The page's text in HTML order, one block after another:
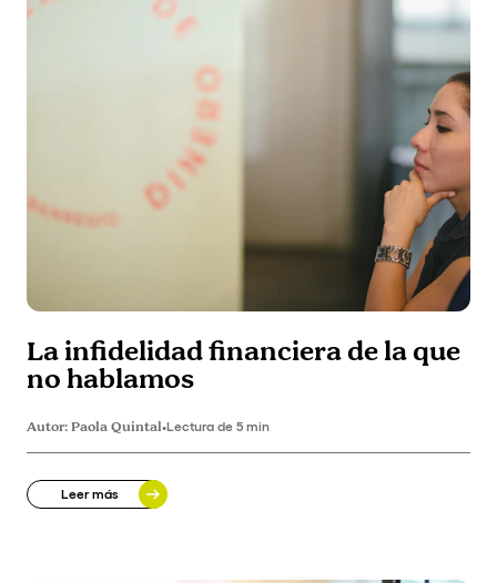
La infidelidad financiera de la que
no hablamos
Autor:Paola Quintal•Lectura de 5 min
Leer más